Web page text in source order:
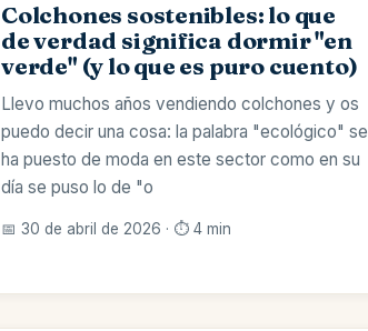
Colchones sostenibles: lo que
de verdad significa dormir "en
verde" (y lo que es puro cuento)
Llevo muchos años vendiendo colchones y os
puedo decir una cosa: la palabra "ecológico" se
ha puesto de moda en este sector como en su
día se puso lo de "o
📅 30 de abril de 2026 · ⏱️ 4 min